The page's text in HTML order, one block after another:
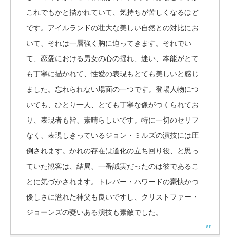
これでもかと描かれていて、気持ちが苦しくなるほど
です。アイルランドの壮大な美しい自然との対比にお
いて、それは一層強く胸に迫ってきます。それでい
て、恋愛における男女の心の揺れ、迷い、本能がとて
も丁寧に描かれて、性愛の表現もとても美しいと感じ
ました。忘れられない場面の一つです。登場人物につ
いても、ひとり一人、とても丁寧な像がつくられてお
り、表現者も皆、素晴らしいです。特に一切のセリフ
なく、表現しきっているジョン・ミルズの演技には圧
倒されます。かれの存在は道化の立ち回り役、と思っ
ていた観客は、結局、一番誠実だったのは彼であるこ
とに気づかされます。トレバー・ハワードの豪快かつ
優しさに溢れた神父も良いですし、クリストファー・
ジョーンズの憂いある演技も素敵でした。